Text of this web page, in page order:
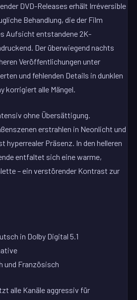
DVD-Releases erhält Irréversible
Behandlung, die der Film
Aufsicht entstandene 2K-
Der überwiegend nachts
Veröffentlichungen unter
und fehlenden Details in dunklen
korrigiert alle Mängel.
ohne Übersättigung.
erstrahlen in Neonlicht und
hyperrealer Präsenz. In den helleren
entfaltet sich eine warme,
– ein verstörender Kontrast zur
in Dolby Digital 5.1
und Französisch
alle Kanäle aggressiv für